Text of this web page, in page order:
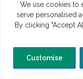
We use cookies to
serve personalised
By clicking "Accept
Customise
Har du en
©